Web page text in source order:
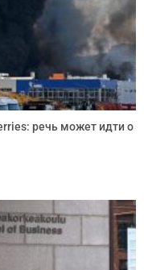
речь может идти о